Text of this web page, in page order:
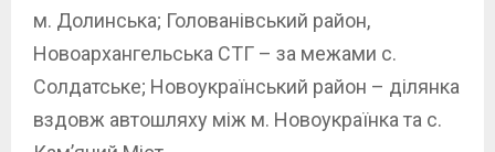
м. Долинська; Голованівський район,
Новоархангельська СТГ – за межами с.
Солдатське; Новоукраїнський район – ділянка
вздовж автошляху між м. Новоукраїнка та с.